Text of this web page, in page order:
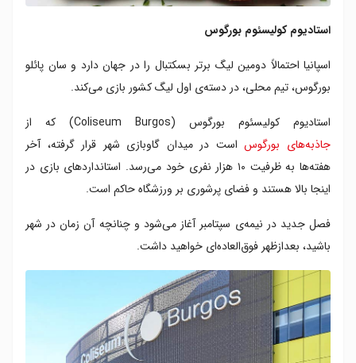
استادیوم کولیسئوم بورگوس
اسپانیا احتمالاً دومین لیگ برتر بسکتبال را در جهان دارد و سان پائلو
بورگوس، تیم محلی، در دسته‌ی اول لیگ کشور بازی می‌کند.
استادیوم کولیسئوم بورگوس (Coliseum Burgos) که از
جاذبه‌های بورگوساست در میدان گاوبازی شهر قرار گرفته، آخر
هفته‌‌ها به ظرفیت ۱۰ هزار نفری خود می‌رسد. استانداردهای بازی‌ در
اینجا بالا هستند و فضای پرشوری بر ورزشگاه حاکم است.
فصل جدید در نیمه‌ی سپتامبر آغاز می‌شود و چنانچه آن زمان در شهر
باشید، بعدازظهر فوق‌العاده‌ای خواهید داشت.